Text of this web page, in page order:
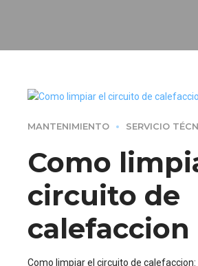
MANTENIMIENTO SERVICIO
Como
circuito de
calefaccion
Como limpiar el circuito de